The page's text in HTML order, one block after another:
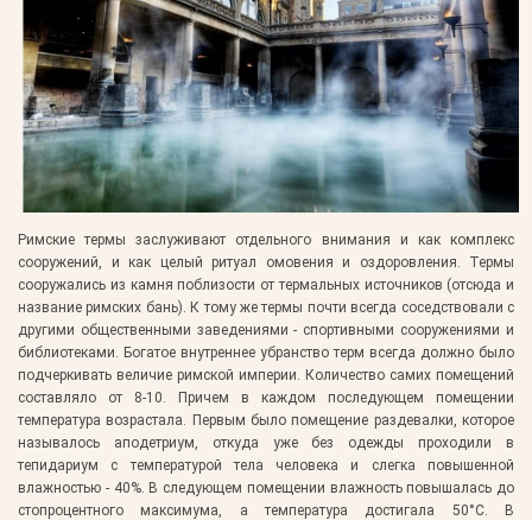
Римские термы заслуживают отдельного внимания и как комплекс
сооружений, и как целый ритуал омовения и оздоровления. Термы
сооружались из камня поблизости от термальных источников (отсюда и
название римских бань). К тому же термы почти всегда соседствовали с
другими общественными заведениями - спортивными сооружениями и
библиотеками. Богатое внутреннее убранство терм всегда должно было
подчеркивать величие римской империи. Количество самих помещений
составляло от 8-10. Причем в каждом последующем помещении
температура возрастала. Первым было помещение раздевалки, которое
называлось аподетриум, откуда уже без одежды проходили в
тепидариум с температурой тела человека и слегка повышенной
влажностью - 40%. В следующем помещении влажность повышалась до
стопроцентного максимума, а температура достигала 50°С. В